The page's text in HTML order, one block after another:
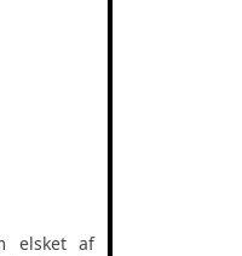
elsket af